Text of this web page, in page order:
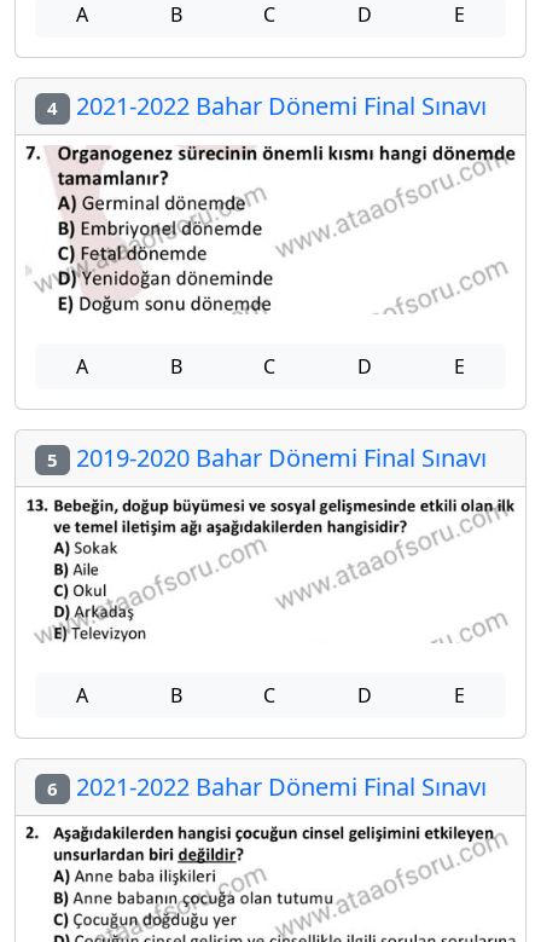
A B C D E
4 2021-2022 Bahar Dönemi Final Sınavı
A B C D E
5 2019-2020 Bahar Dönemi Final Sınavı
A B C D E
6 2021-2022 Bahar Dönemi Final Sınavı